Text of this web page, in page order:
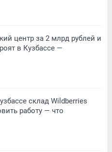
центр за 2 млрд рублей и
в Кузбассе —
склад Wildberries
работу — что